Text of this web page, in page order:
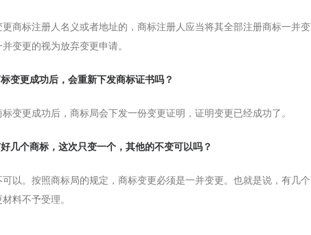
更商标注册人名义或者地址的，商标注册人应当将其全部注册商标一并
并变更的视为放弃变更申请。
变更成功后，会重新下发商标证书吗？
标变更成功后，商标局会下发一份变更证明，证明变更已经成功了。
几个商标，这次只变一个，其他的不变可以吗？
可以。按照商标局的规定，商标变更必须是一并变更。也就是说，有几
材料不予受理。